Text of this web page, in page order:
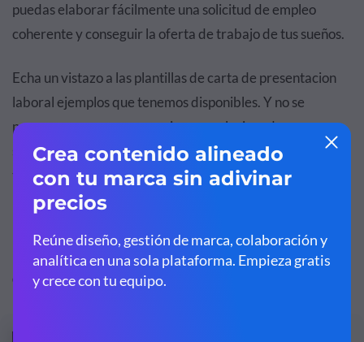
puedas elaborar fácilmente una solicitud de empleo
coherente y conseguir la oferta de trabajo de tus sueños.
Echa un vistazo a las plantillas de carta de presentacion
laboral ejemplos que tenemos disponibles. Y no se
preocupe: aunque no vea ninguna relacionada con su
sector, recuerde que éstas pueden personalizarse
totalmente para satisfacer sus interés.
Plantilla de carta de presentación para
desarrolladores UI/UX